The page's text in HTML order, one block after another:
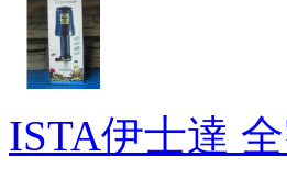
ISTA伊士達